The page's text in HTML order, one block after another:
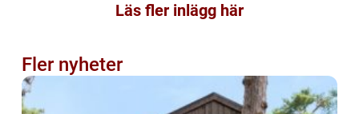
Läs fler inlägg här
Fler nyheter